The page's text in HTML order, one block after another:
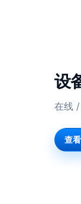
设
在线 /
查